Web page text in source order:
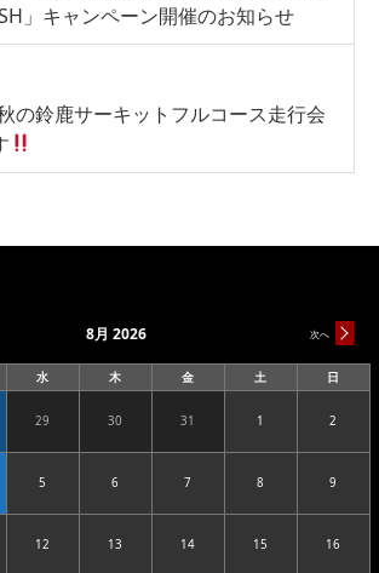
」キャンペーン開催のお知らせ
の鈴鹿サーキットフルコース走行会
次へ
8月 2026
水
曜
木
曜
金
曜
土
曜
日
曜
292026.07.29 302026.07.30 312026.07.31 12026.08.01 2
52026.08.05 62026.08.06 72026.08.07 82026.08.08 9
122026.08.12 132026.08.13 142026.08.14 152026.08.15 16